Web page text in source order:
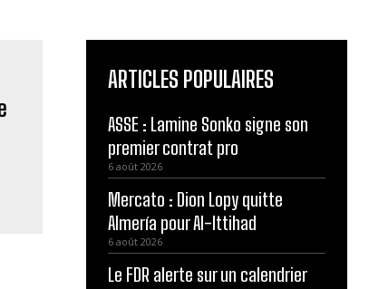
ARTICLES POPULAIRES
ASSE : Lamine Sonko signe son
premier contrat pro
6 août 2026
Mercato : Dion Lopy quitte
Almería pour Al-Ittihad
6 août 2026
Le FDR alerte sur un calendrier